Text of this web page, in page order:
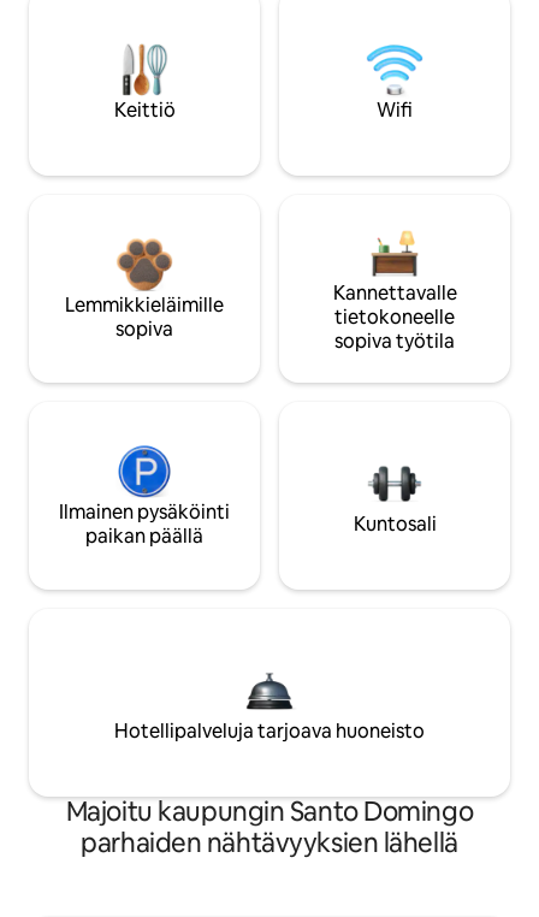
Keittiö Wifi
Lemmikkieläimille
sopiva
Kannettavalle
tietokoneelle
sopiva työtila
Ilmainen pysäköinti
paikan päällä
Kuntosali
Hotellipalveluja tarjoava huoneisto
Majoitu kaupungin Santo Domingo
parhaiden nähtävyyksien lähellä